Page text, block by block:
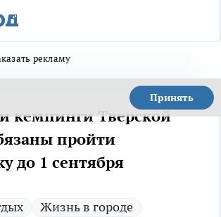
рекламу
Принять
кемпинги Тверской
пройти
до 1 сентября
Жизнь в городе